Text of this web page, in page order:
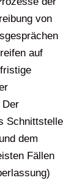
von
auf
Der
Schnittstelle
dem
Fällen